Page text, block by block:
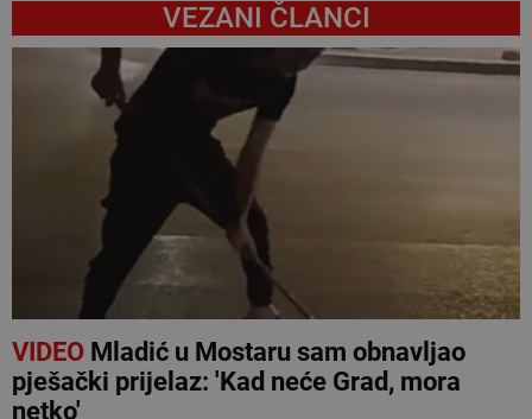
VEZANI ČLANCI
VIDEOMladić u Mostaru sam obnavljao
pješački prijelaz: 'Kad neće Grad, mora
netko'